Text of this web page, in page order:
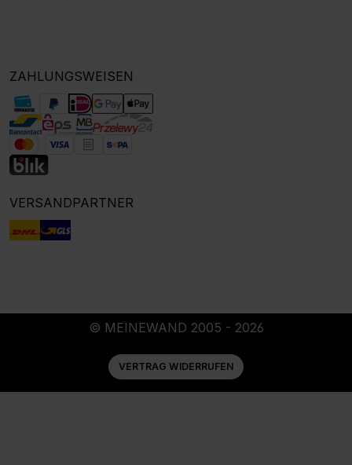
ZAHLUNGSWEISEN
VERSANDPARTNER
© MEINEWAND 2005 - 2026
VERTRAG WIDERRUFEN